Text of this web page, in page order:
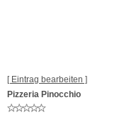
[ Eintrag bearbeiten ]
Pizzeria Pinocchio